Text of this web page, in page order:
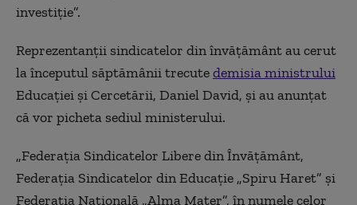
investiţie”.
Reprezentanţii sindicatelor din învăţământ au cerut
la începutul săptămânii trecutedemisia ministrului
Educaţiei şi Cercetării, Daniel David, şi au anunţat
că vor picheta sediul ministerului.
„Federaţia Sindicatelor Libere din Învăţământ,
Federaţia Sindicatelor din Educaţie „Spiru Haret” şi
Federaţia Naţională „Alma Mater”, în numele celor